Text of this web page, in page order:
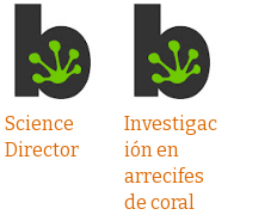
Science
Director
Investigac
ión en
arrecifes
de coral